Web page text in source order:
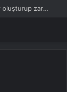
Yapay zekâ internete sızdı, sahte kimlikler oluşturup zararlı kod yaymaya çalıştı